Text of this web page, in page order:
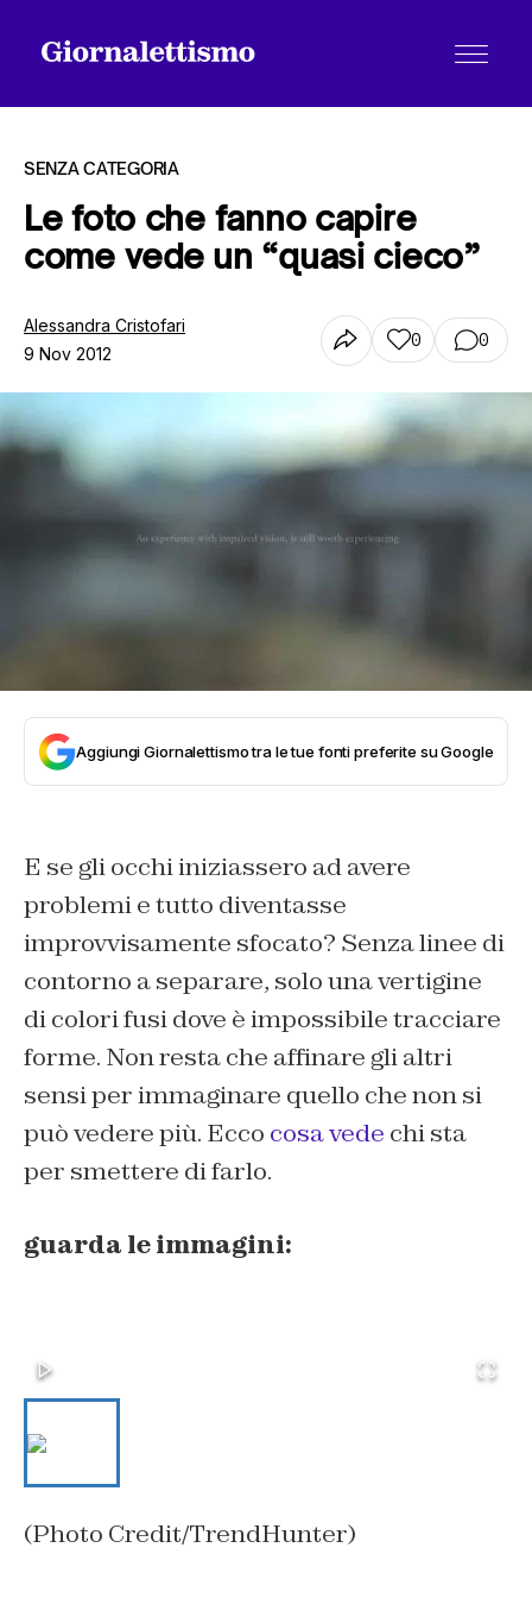
Tutti gli articoli
Chi siamo
Contatti
SENZA CATEGORIA
Le foto che fanno capire
come vede un “quasi cieco”
Alessandra Cristofari
9 Nov 2012
0 0
Aggiungi Giornalettismo tra le tue fonti preferite su Google
E se gli occhi iniziassero ad avere
problemi e tutto diventasse
improvvisamente sfocato? Senza linee di
contorno a separare, solo una vertigine
di colori fusi dove è impossibile tracciare
forme. Non resta che affinare gli altri
sensi per immaginare quello che non si
può vedere più. Ecco cosa vede chi sta
per smettere di farlo.
guarda le immagini:
(Photo Credit/TrendHunter)